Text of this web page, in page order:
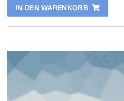
IN DEN WARENKORB